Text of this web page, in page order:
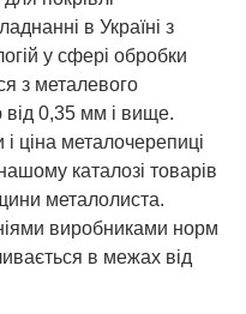
в Україні з
у сфері обробки
з металевого
0,35 мм і вище.
і ціна металочерепиці
каталозі товарів
металолиста.
виробниками норм
в межах від